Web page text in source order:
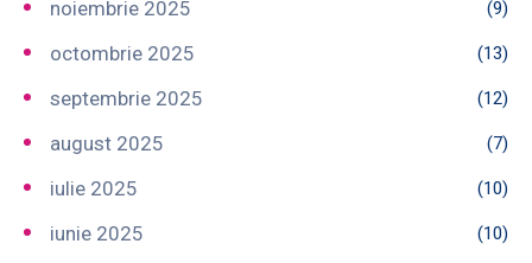
noiembrie 2025 (9)
octombrie 2025 (13)
septembrie 2025 (12)
august 2025 (7)
iulie 2025 (10)
iunie 2025 (10)